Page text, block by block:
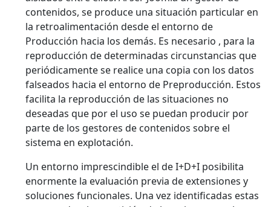
contenidos, se produce una situación particular en
la retroalimentación desde el entorno de
Producción hacia los demás. Es necesario , para la
reproducción de determinadas circunstancias que
periódicamente se realice una copia con los datos
falseados hacia el entorno de Preproducción. Estos
facilita la reproducción de las situaciones no
deseadas que por el uso se puedan producir por
parte de los gestores de contenidos sobre el
sistema en explotación.
Un entorno imprescindible el de I+D+I posibilita
enormente la evaluación previa de extensiones y
soluciones funcionales. Una vez identificadas estas